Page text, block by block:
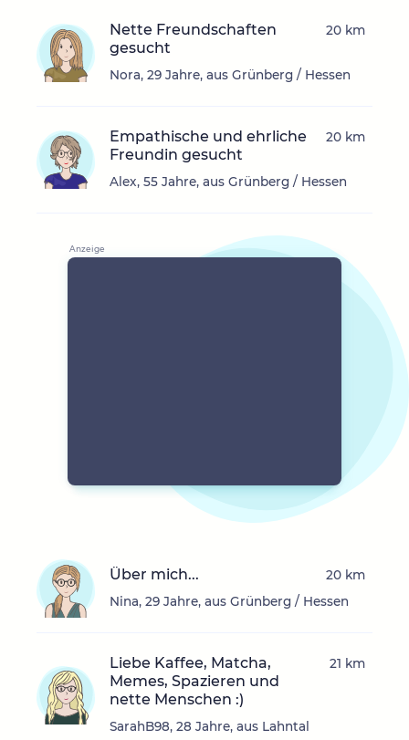
Nette Freundschaften
gesucht
Nora, 29 Jahre, aus Grünberg / Hessen
20 km
Empathische und ehrliche
Freundin gesucht
Alex, 55 Jahre, aus Grünberg / Hessen
20 km
Über mich...
Nina, 29 Jahre, aus Grünberg / Hessen
20 km
Liebe Kaffee, Matcha,
Memes, Spazieren und
nette Menschen :)
SarahB98, 28 Jahre, aus Lahntal
21 km